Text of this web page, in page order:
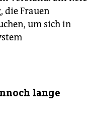
die Frauen
um sich in
lange